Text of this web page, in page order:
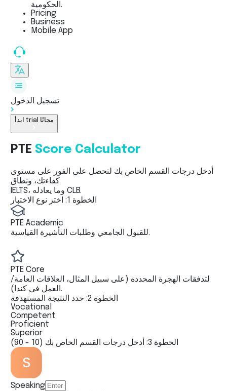
الحكومية.
Pricing
Business
Mobile App
تسجيل الدخول
ابدأ trial مجانًا
PTE Score Calculator
أدخل درجات القسم الخاص بك لتحصل على الفور على مستوى
كفاءتك، ونطاق
IELTS، وما يعادله CLB.
الخطوة 1: اختر نوع الاختبار
PTE Academic
للقبول الجامعي وطلبات التأشيرة القياسية.
PTE Core
لتدفقات الهجرة المحددة (على سبيل المثال، العلاقات العامة/
العمل في كندا).
الخطوة 2: حدد النتيجة المستهدفة
Vocational
Competent
Proficient
Superior
الخطوة 3: أدخل درجات القسم الخاص بك (10 - 90)
Speaking